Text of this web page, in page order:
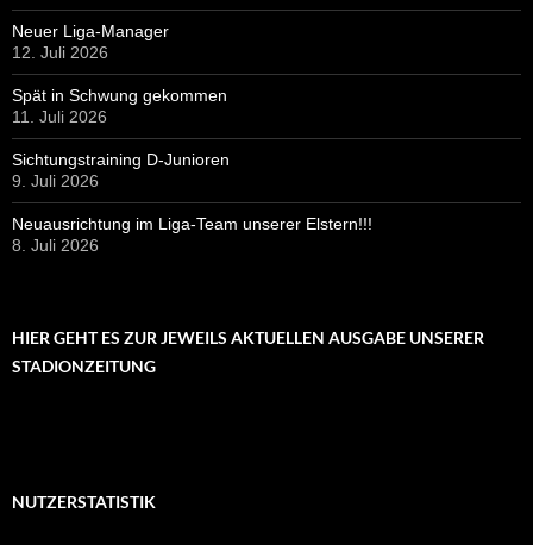
Neuer Liga-Manager
12. Juli 2026
Spät in Schwung gekommen
11. Juli 2026
Sichtungstraining D-Junioren
9. Juli 2026
Neuausrichtung im Liga-Team unserer Elstern!!!
8. Juli 2026
HIER GEHT ES ZUR JEWEILS AKTUELLEN AUSGABE UNSERER
STADIONZEITUNG
NUTZERSTATISTIK